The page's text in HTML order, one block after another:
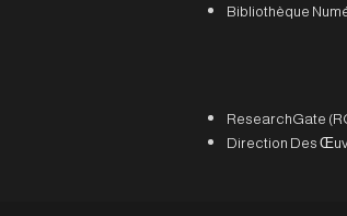
Bibliothèque
ResearchGate
Direction Des